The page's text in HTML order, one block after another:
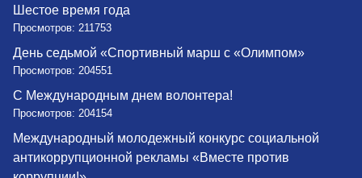
Шестое время года
Просмотров: 211753
День седьмой «Спортивный марш с «Олимпом»
Просмотров: 204551
С Международным днем волонтера!
Просмотров: 204154
Международный молодежный конкурс социальной
антикоррупционной рекламы «Вместе против